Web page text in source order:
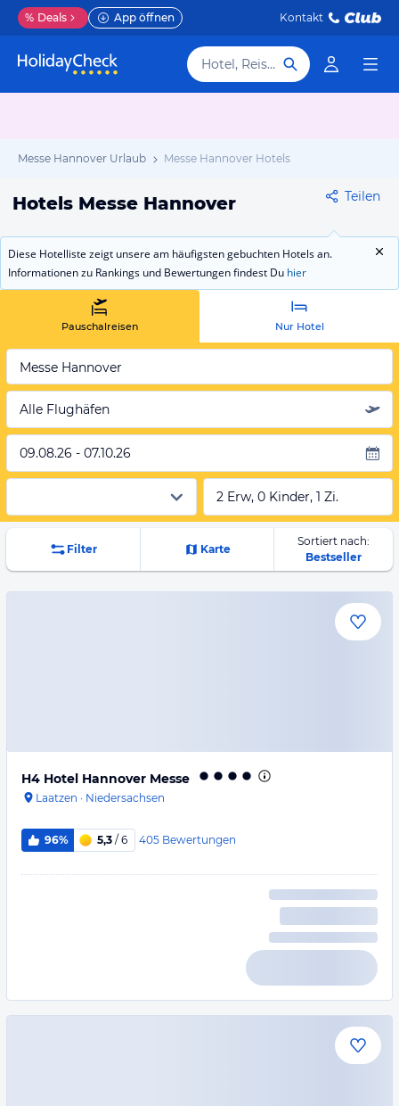
% Deals App öffnen Kontakt
Hotel, Reiseziel
Messe Hannover Urlaub Messe Hannover Hotels
Hotels Messe Hannover Teilen
Diese Hotelliste zeigt unsere am häufigsten gebuchten Hotels an.
Informationen zu Rankings und Bewertungen findest Du hier
Pauschalreisen Nur Hotel
Messe Hannover
Alle Flughäfen
09.08.26 - 07.10.26
2 Erw, 0 Kinder, 1 Zi.
Filter Karte
Sortiert nach:
Bestseller
H4 Hotel Hannover Messe
Laatzen · Niedersachsen
96% 5,3 / 6 405 Bewertungen